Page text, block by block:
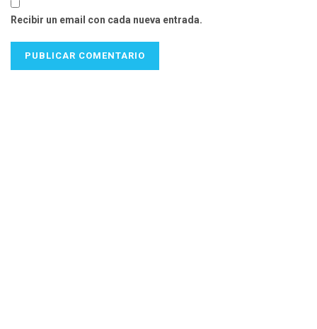
Recibir un email con cada nueva entrada.